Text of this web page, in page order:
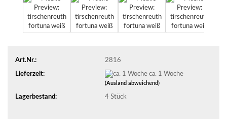
Art.Nr.: 2816
Lieferzeit: ca. 1 Woche
(Ausland abweichend)
Lagerbestand: 4 Stück